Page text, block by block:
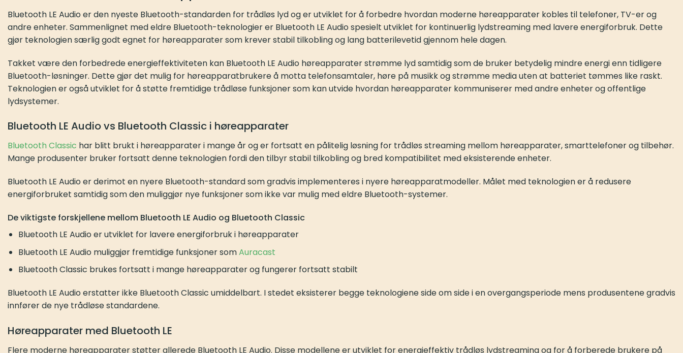
Bluetooth LE Audio er den nyeste Bluetooth-standarden for trådløs lyd og er utviklet for å forbedre hvordan moderne høreapparater kobles til telefoner, TV-er og
andre enheter. Sammenlignet med eldre Bluetooth-teknologier er Bluetooth LE Audio spesielt utviklet for kontinuerlig lydstreaming med lavere energiforbruk. Dette
gjør teknologien særlig godt egnet for høreapparater som krever stabil tilkobling og lang batterilevetid gjennom hele dagen.
Takket være den forbedrede energieffektiviteten kan Bluetooth LE Audio høreapparater strømme lyd samtidig som de bruker betydelig mindre energi enn tidligere
Bluetooth-løsninger. Dette gjør det mulig for høreapparatbrukere å motta telefonsamtaler, høre på musikk og strømme media uten at batteriet tømmes like raskt.
Teknologien er også utviklet for å støtte fremtidige trådløse funksjoner som kan utvide hvordan høreapparater kommuniserer med andre enheter og offentlige
lydsystemer.
Bluetooth LE Audio vs Bluetooth Classic i høreapparater
Bluetooth Classic har blitt brukt i høreapparater i mange år og er fortsatt en pålitelig løsning for trådløs streaming mellom høreapparater, smarttelefoner og tilbehør.
Mange produsenter bruker fortsatt denne teknologien fordi den tilbyr stabil tilkobling og bred kompatibilitet med eksisterende enheter.
Bluetooth LE Audio er derimot en nyere Bluetooth-standard som gradvis implementeres i nyere høreapparatmodeller. Målet med teknologien er å redusere
energiforbruket samtidig som den muliggjør nye funksjoner som ikke var mulig med eldre Bluetooth-systemer.
De viktigste forskjellene mellom Bluetooth LE Audio og Bluetooth Classic
Bluetooth LE Audio er utviklet for lavere energiforbruk i høreapparater
Bluetooth LE Audio muliggjør fremtidige funksjoner somAuracast
Bluetooth Classic brukes fortsatt i mange høreapparater og fungerer fortsatt stabilt
Bluetooth LE Audio erstatter ikke Bluetooth Classic umiddelbart. I stedet eksisterer begge teknologiene side om side i en overgangsperiode mens produsentene gradvis
innfører de nye trådløse standardene.
Høreapparater med Bluetooth LE
Flere moderne høreapparater støtter allerede Bluetooth LE Audio. Disse modellene er utviklet for energieffektiv trådløs lydstreaming og for å forberede brukere på